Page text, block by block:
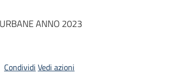
ANNO 2023
Condividi Vedi azioni